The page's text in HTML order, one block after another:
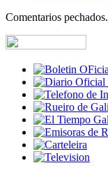
Comentarios pechados.